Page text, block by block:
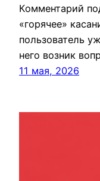
Комментарий
«горячее»
пользователь
него возник
11 мая, 2026